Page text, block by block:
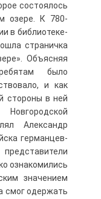
состоялось
озере. К 780-
в библиотеке-
страничка
Объясняя
было
и как
стороны в ней
Александр
германцев-
ознакомились
значением
смог одержать